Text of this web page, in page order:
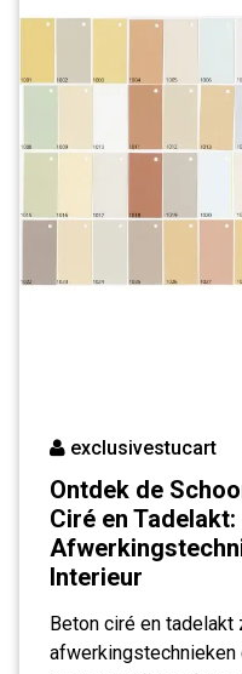
exclusivestucart
Ontdek de
Ciré en
Interieur
Beton ciré en